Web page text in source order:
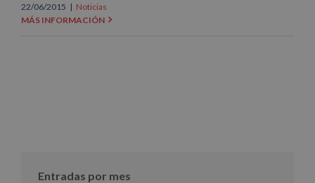
22/06/2015 | Noticias
MÁS INFORMACIÓN
Entradas por mes